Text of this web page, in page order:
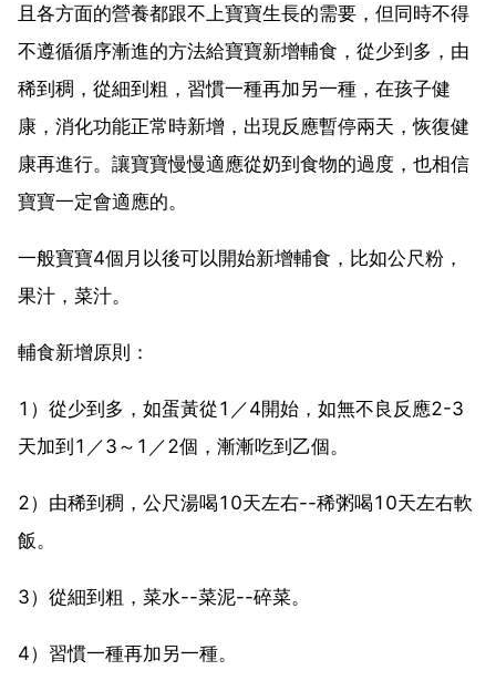
且各方面的營養都跟不上寶寶生長的需要，但同時不得
不遵循循序漸進的方法給寶寶新增輔食，從少到多，由
稀到稠，從細到粗，習慣一種再加另一種，在孩子健
康，消化功能正常時新增，出現反應暫停兩天，恢復健
康再進行。讓寶寶慢慢適應從奶到食物的過度，也相信
寶寶一定會適應的。
一般寶寶4個月以後可以開始新增輔食，比如公尺粉，
果汁，菜汁。
輔食新增原則：
1）從少到多，如蛋黃從1／4開始，如無不良反應2-3
天加到1／3～1／2個，漸漸吃到乙個。
2）由稀到稠，公尺湯喝10天左右--稀粥喝10天左右軟
飯。
3）從細到粗，菜水--菜泥--碎菜。
4）習慣一種再加另一種。